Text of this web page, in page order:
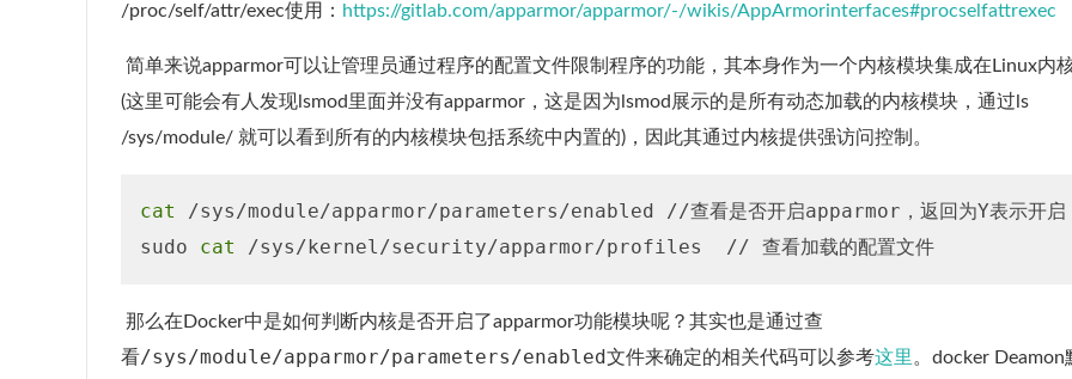
/proc/self/attr/exec使用： https://gitlab.com/apparmor/apparmor/-/wikis/AppArmorinterfaces#procselfattrexec
简单来说apparmor可以让管理员通过程序的配置文件限制程序的功能，其本身作为一个内核模块集成在Linux内
(这里可能会有人发现lsmod里面并没有apparmor，这是因为lsmod展示的是所有动态加载的内核模块，通过ls
/sys/module/ 就可以看到所有的内核模块包括系统中内置的)，因此其通过内核提供强访问控制。
cat
/sys/module/apparmor/parameters/enabled //查看是否开启apparmor，返回为Y表示开启
sudo cat
​ 那么在Docker中是如何判断内核是否开启了apparmor功能模块呢？其实也是通过查
看/sys/module/apparmor/parameters/enabled文件来确定的相关代码可以参考这里 。docker Deamon